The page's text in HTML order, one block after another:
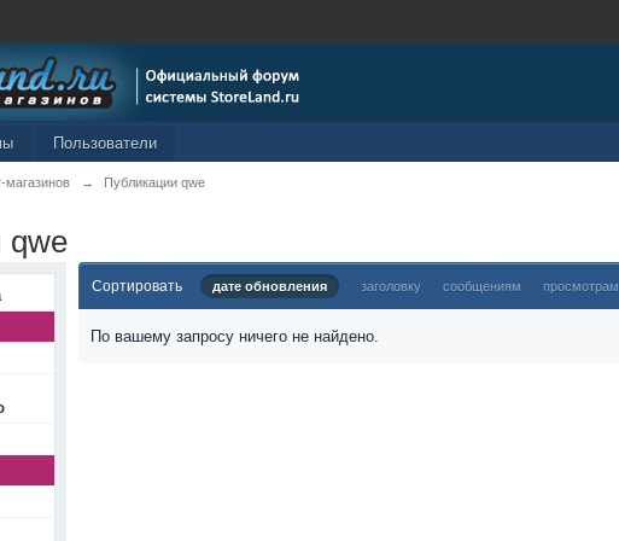
Пользователи
магазинов → Публикации qwe
qwe
Сортировать дате обновления заголовку сообщениям просмотрам
По вашему запросу ничего не найдено.